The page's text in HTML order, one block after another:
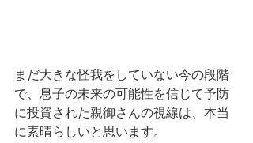
まだ大きな怪我をしていない今の段階
で、息子の未来の可能性を信じて予防
に投資された親御さんの視線は、本当
に素晴らしいと思います。